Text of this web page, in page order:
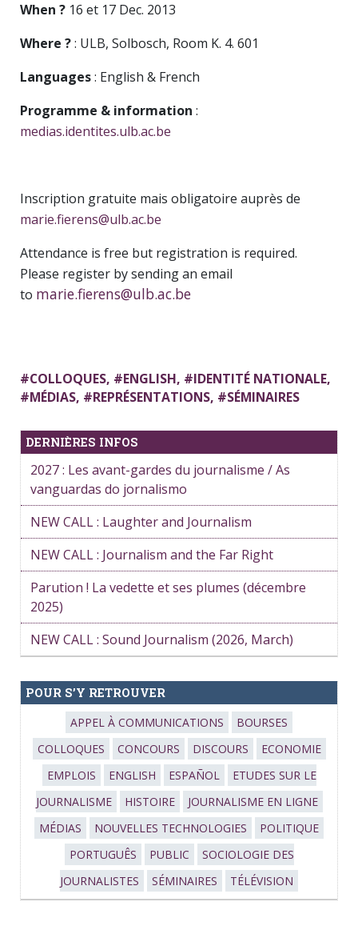
When ? 16 et 17 Dec. 2013
Where ?: ULB, Solbosch, Room K. 4. 601
Languages: English & French
Programme & information :
medias.identites.ulb.ac.be
Inscription gratuite mais obligatoire auprès de
marie.fierens@ulb.ac.be
Attendance is free but registration is required.
Please register bysending an email
to marie.fierens@ulb.ac.be
#COLLOQUES, #ENGLISH, #IDENTITÉ NATIONALE,
#MÉDIAS, #REPRÉSENTATIONS, #SÉMINAIRES
DERNIÈRES INFOS
2027 : Les avant-gardes du journalisme / As
vanguardas do jornalismo
NEW CALL : Laughter and Journalism
NEW CALL : Journalism and the Far Right
Parution ! La vedette et ses plumes (décembre
2025)
NEW CALL : Sound Journalism (2026, March)
POUR S’Y RETROUVER
APPEL À COMMUNICATIONS
BOURSES
COLLOQUES
CONCOURS DISCOURS
ECONOMIE
EMPLOIS
ENGLISH ESPAÑOL
ETUDES SUR LE
JOURNALISME
HISTOIRE
JOURNALISME EN LIGNE
MÉDIAS
NOUVELLES TECHNOLOGIES
POLITIQUE
PORTUGUÊS
PUBLIC
SOCIOLOGIE DES
JOURNALISTES
SÉMINAIRES TÉLÉVISION